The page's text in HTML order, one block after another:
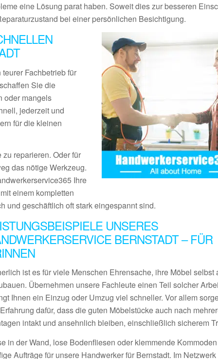
eine Lösung parat haben. Soweit dies zur besseren
bei einer persönlichen Besichtigung.
Fachbetrieb für
Sie die
oder mangels
jederzeit und
für die kleinen
reparieren. Oder für
das nötige Werkzeug.
Ihre
einem kompletten
und geschäftlich oft stark eingespannt sind.
UNSERES
BERNSTADT – FÜR
ist es für viele Menschen Ehrensache, ihre Möbel selbst
Übernehmen unsere Fachleute einen Teil solcher
Ihnen ein Einzug oder Umzug viel schneller. Vor allem
dafür, dass die guten Möbelstücke auch nach
intakt und ansehnlich bleiben, einschließlich sicherem
in der Wand, lose Bodenfliesen oder klemmende
Aufträge für unsere Handwerker für Bernstadt. Im